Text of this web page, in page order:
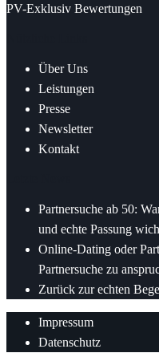
PV-Exklusiv Bewertungen
Über Uns
Leistungen
Presse
Newsletter
Kontakt
Partnersuche ab 50:
und echte Passung
Online-Dating oder
Partnersuche zu
Zurück zur echten
Impressum
Datenschutz